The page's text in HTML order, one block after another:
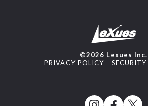
©2026 Lexues Inc.
PRIVACY POLICY